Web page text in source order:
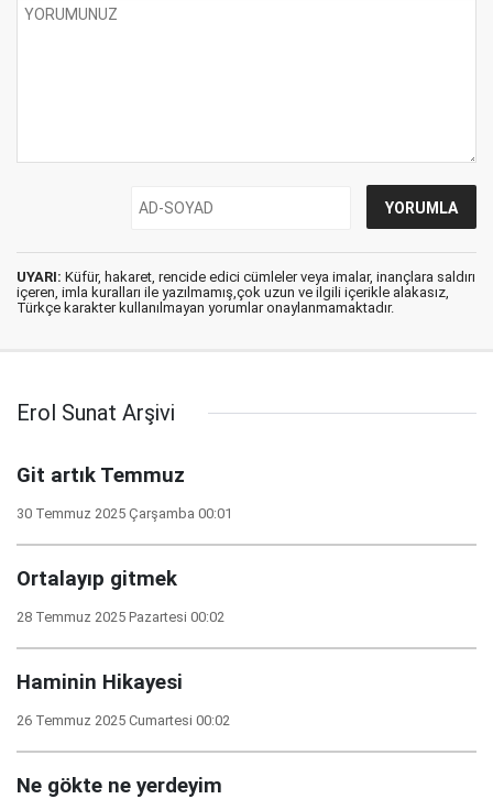
UYARI: Küfür, hakaret, rencide edici cümleler veya imalar, inançlara saldırı
içeren, imla kuralları ile yazılmamış,çok uzun ve ilgili içerikle alakasız,
Türkçe karakter kullanılmayan yorumlar onaylanmamaktadır.
Erol Sunat Arşivi
Git artık Temmuz
30 Temmuz 2025 Çarşamba 00:01
Ortalayıp gitmek
28 Temmuz 2025 Pazartesi 00:02
Haminin Hikayesi
26 Temmuz 2025 Cumartesi 00:02
Ne gökte ne yerdeyim